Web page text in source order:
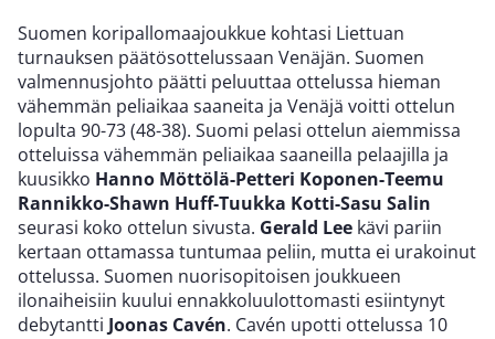
Suomen koripallomaajoukkue kohtasi Liettuan
turnauksen päätösottelussaan Venäjän. Suomen
valmennusjohto päätti peluuttaa ottelussa hieman
vähemmän peliaikaa saaneita ja Venäjä voitti ottelun
lopulta 90-73 (48-38). Suomi pelasi ottelun aiemmissa
otteluissa vähemmän peliaikaa saaneilla pelaajilla ja
kuusikko Hanno Möttölä-Petteri Koponen-Teemu
Rannikko-Shawn Huff-Tuukka Kotti-Sasu Salin
seurasi koko ottelun sivusta. Gerald Lee kävi pariin
kertaan ottamassa tuntumaa peliin, mutta ei urakoinut
ottelussa. Suomen nuorisopitoisen joukkueen
ilonaiheisiin kuului ennakkoluulottomasti esiintynyt
debytantti Joonas Cavén. Cavén upotti ottelussa 10